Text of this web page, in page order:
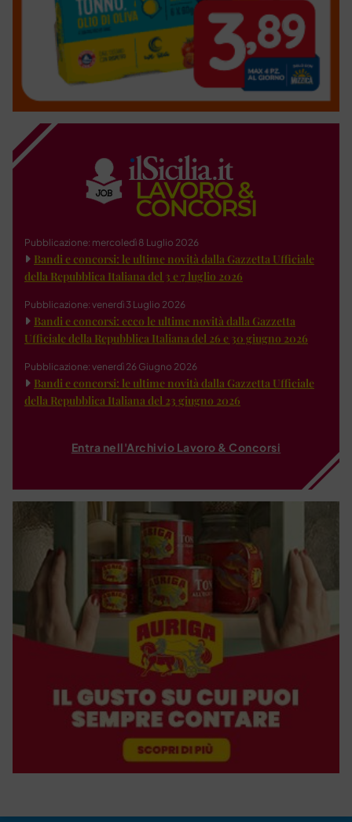
Pubblicazione: mercoledì 8 Luglio 2026
Bandi e concorsi: le ultime novità dalla Gazzetta Ufficiale
della Repubblica Italiana del 3 e 7 luglio 2026
Pubblicazione: venerdì 3 Luglio 2026
Bandi e concorsi: ecco le ultime novità dalla Gazzetta
Ufficiale della Repubblica Italiana del 26 e 30 giugno 2026
Pubblicazione: venerdì 26 Giugno 2026
Bandi e concorsi: le ultime novità dalla Gazzetta Ufficiale
della Repubblica Italiana del 23 giugno 2026
Entra nell'Archivio Lavoro & Concorsi